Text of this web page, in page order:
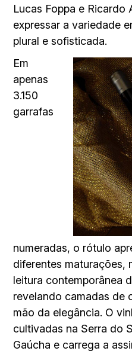
Lucas Foppa e Ricardo
expressar a variedade
plural e sofisticada.
Em
apenas
3.150
garrafas
numeradas, o rótulo
diferentes maturações,
leitura contemporânea
revelando camadas de
mão da elegância. O
cultivadas na Serra do
Gaúcha e carrega a